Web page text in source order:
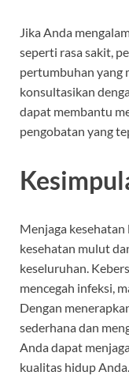
Jika Anda
seperti rasa sakit,
pertumbuhan yang
konsultasikan
dapat membantu
pengobatan yang
Menjaga
kesehatan mulut
keseluruhan.
mencegah infeksi,
Dengan
sederhana dan
Anda dapat
kualitas hidup Anda.